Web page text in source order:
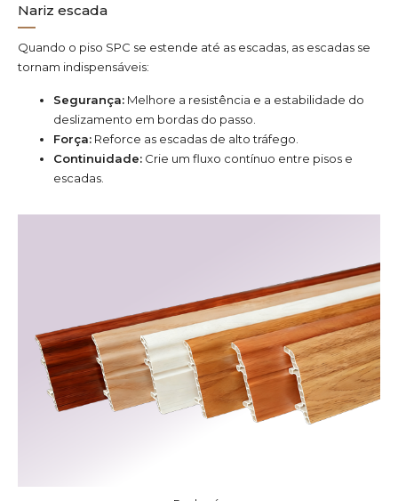
Nariz escada
Quando o piso SPC se estende até as escadas, as escadas se
tornam indispensáveis:
Segurança: Melhore a resistência e a estabilidade do
deslizamento em bordas do passo.
Força: Reforce as escadas de alto tráfego.
Continuidade: Crie um fluxo contínuo entre pisos e
escadas.